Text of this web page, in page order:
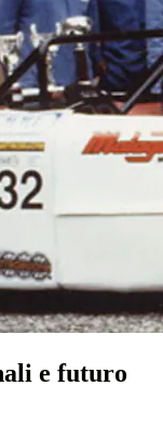
e futuro